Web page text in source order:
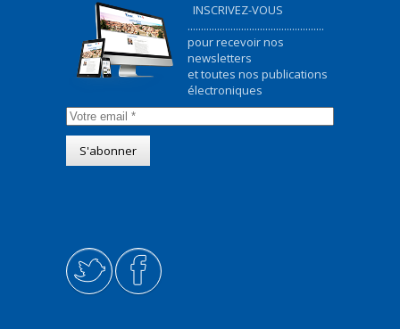
INSCRIVEZ-VOUS
...................................................
pour recevoir nos
newsletters
et toutes nos publications
électroniques